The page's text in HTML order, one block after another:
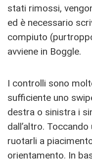
stati rimossi,
ed è necessario
compiuto
avviene in Boggle.
I controlli sono
sufficiente uno
destra o sinistra i
dall’altro.
ruotarli a
orientamento. In